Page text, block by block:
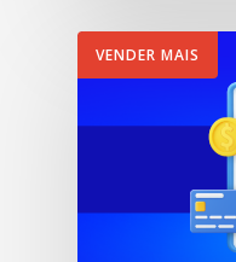
VENDER MAIS